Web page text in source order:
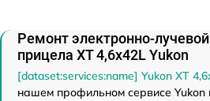
Ремонт электронно-
прицела XT 4,6x42L Yukon
[dataset:services:name] Yukon XT
нашем профильном сервисе Yukon